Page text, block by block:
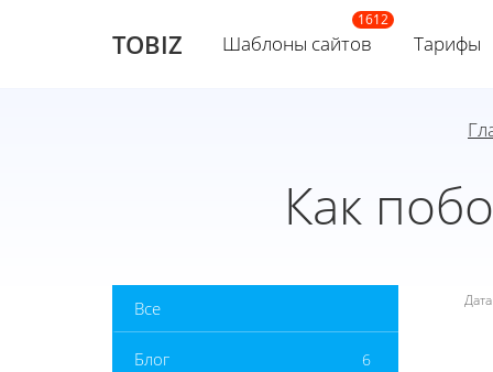
TOBIZ Шаблоны сайтов Тарифы
Как
Все
Блог 6